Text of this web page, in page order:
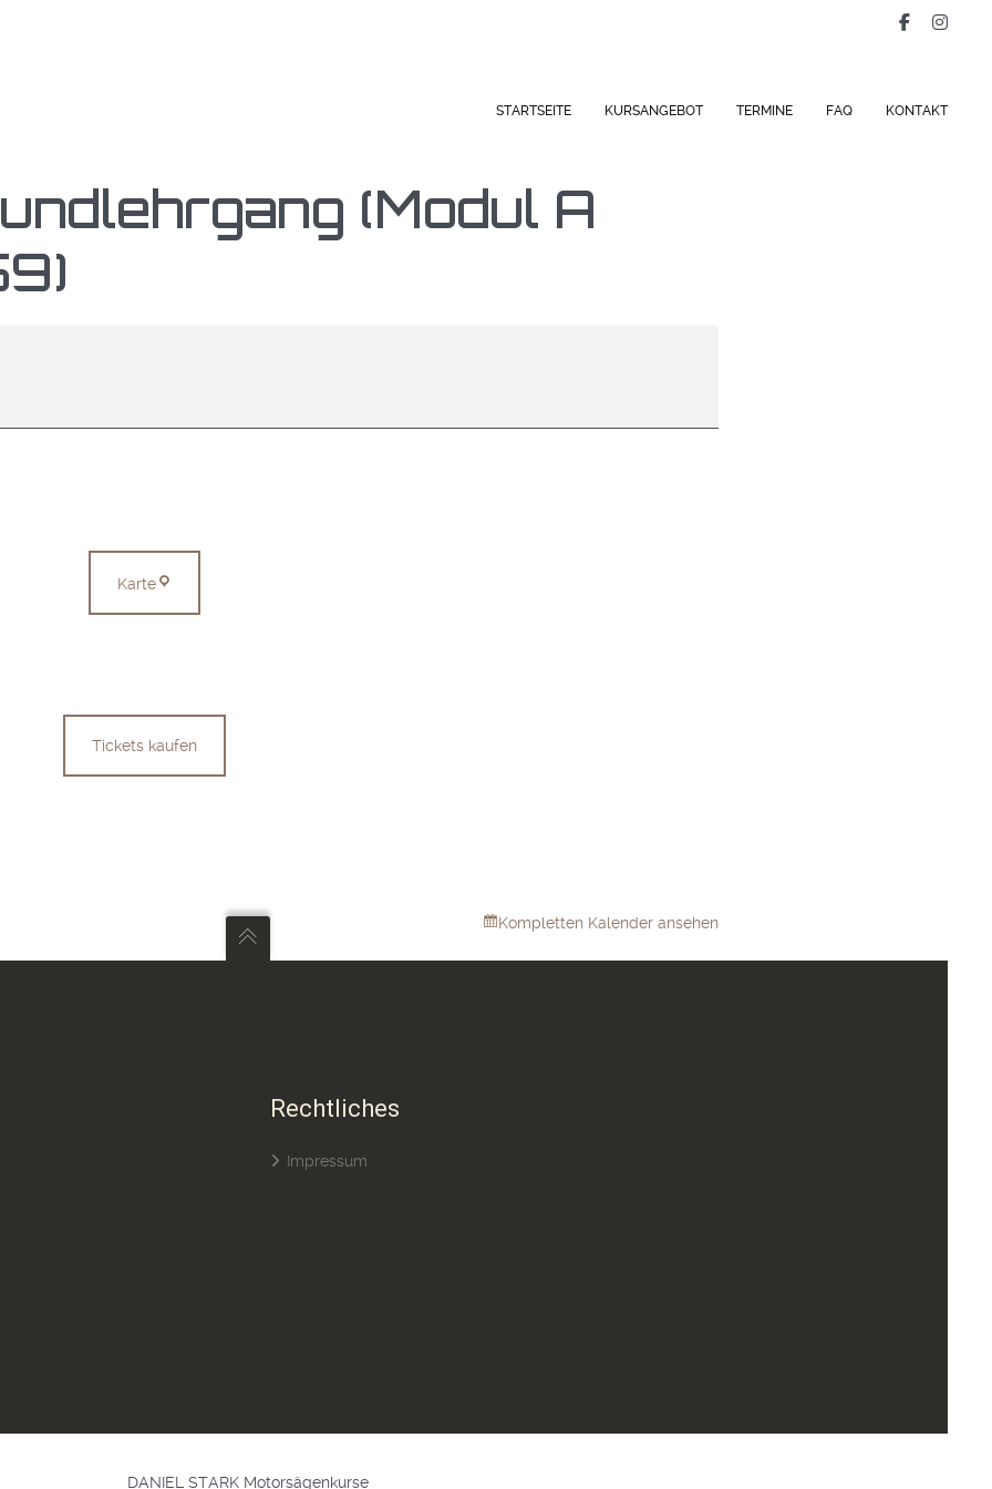
STARTSEITE KURSANGEBOT TERMINE FAQ KONTAKT
(Modul A
KarteMünsingen
Tickets kaufen
Kompletten Kalender ansehen
Rechtliches
Impressum
DANIEL STARK Motorsägenkurse